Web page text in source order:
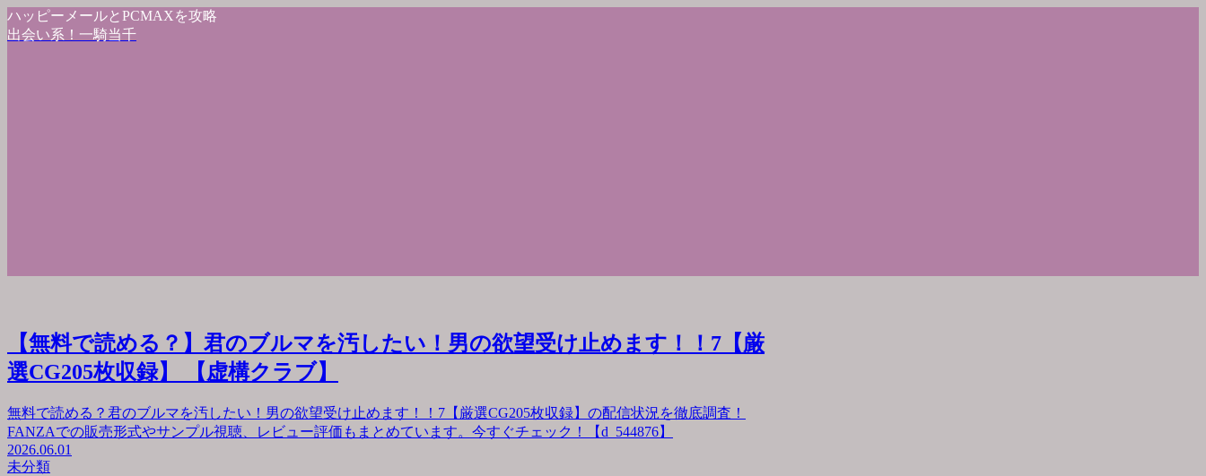
ハッピーメールとPCMAXを攻略
出会い系！一騎当千
【無料で読める？】君のブルマを汚したい！男の欲望受け止めます！！7【厳
選CG205枚収録】 【虚構クラブ】
無料で読める？君のブルマを汚したい！男の欲望受け止めます！！7【厳選CG205枚収録】の配信状況を徹底調査！
FANZAでの販売形式やサンプル視聴、レビュー評価もまとめています。今すぐチェック！【d_544876】
2026.06.01
未分類